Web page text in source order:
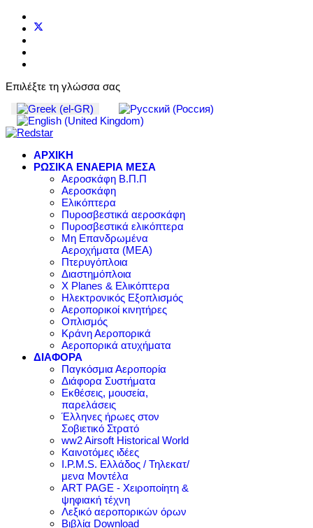
Επιλέξτε τη γλώσσα σας
ΑΡΧΙΚΗ
ΡΩΣΙΚΑ ΕΝΑΕΡΙΑ ΜΕΣΑ
Αεροσκάφη Β.Π.Π
Αεροσκάφη
Ελικόπτερα
Πυροσβεστικά αεροσκάφη
Πυροσβεστικά ελικόπτερα
Μη Επανδρωμένα
Αεροχήματα (ΜΕΑ)
Πτερυγόπλοια
Διαστημόπλοια
X Planes & Ελικόπτερα
Ηλεκτρονικός Εξοπλισμός
Αεροπορικοί κινητήρες
Οπλισμός
Κράνη Αεροπορικά
Αεροπορικά ατυχήματα
ΔΙΑΦΟΡΑ
Παγκόσμια Αεροπορία
Διάφορα Συστήματα
Εκθέσεις, μουσεία,
παρελάσεις
Έλληνες ήρωες στον
Σοβιετικό Στρατό
ww2 Airsoft Historical World
Καινοτόμες ιδέες
I.P.M.S. Ελλάδος / Τηλεκατ/
μενα Μοντέλα
ART PAGE - Χειροποίητη &
ψηφιακή τέχνη
Λεξικό αεροπορικών όρων
Βιβλία Download